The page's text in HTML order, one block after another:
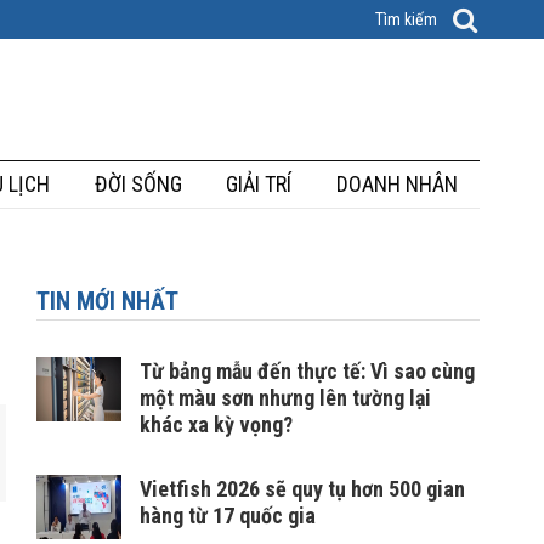
LỊCH ĐỜI SỐNG GIẢI TRÍ DOANH NHÂN
TIN MỚI NHẤT
Từ bảng mẫu đến thực tế: Vì sao cùng
một màu sơn nhưng lên tường lại
khác xa kỳ vọng?
Vietfish 2026 sẽ quy tụ hơn 500 gian
hàng từ 17 quốc gia